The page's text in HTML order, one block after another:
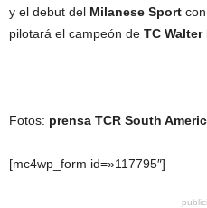
y el debut del Milanese Sport
pilotará el campeón de TC Walter
Fotos: prensa TCR South
[mc4wp_form id=»117795″]